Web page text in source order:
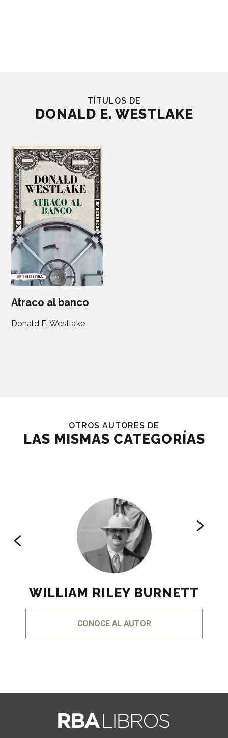
TÍTULOS DE
DONALD E. WESTLAKE
Atraco al banco
Donald E. Westlake
OTROS AUTORES DE
LAS MISMAS CATEGORÍAS
WILLIAM RILEY BURNETT
CONOCE AL AUTOR